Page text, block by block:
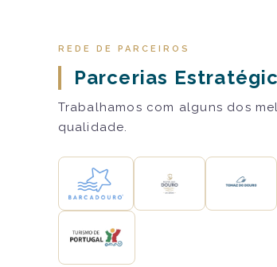
REDE DE PARCEIROS
Parcerias
Trabalhamos com alguns dos
qualidade.